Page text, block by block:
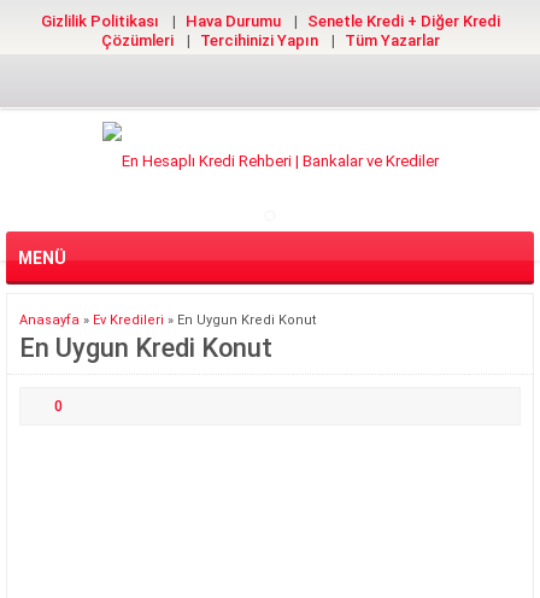
Gizlilik Politikası Hava Durumu
Senetle Kredi + Diğer Kredi
Çözümleri
Tercihinizi Yapın Tüm Yazarlar
MENÜ
Anasayfa » Ev Kredileri » En Uygun Kredi Konut
En Uygun Kredi Konut
0